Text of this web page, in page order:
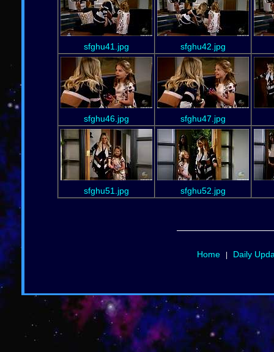
sfghu41.jpg sfghu42.jpg
sfghu46.jpg sfghu47.jpg
sfghu51.jpg sfghu52.jpg
Home| Daily